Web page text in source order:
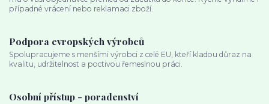
případné vrácení nebo reklamaci zboží.
Podpora evropských výrobců
Spolupracujeme s menšími výrobci z celé EU, kteří kladou důraz na
kvalitu, udržitelnost a poctivou řemeslnou práci.
Osobní přístup - poradenství